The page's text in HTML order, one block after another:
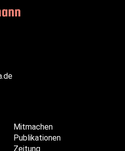
Mitmachen
Publikationen
Zeitung